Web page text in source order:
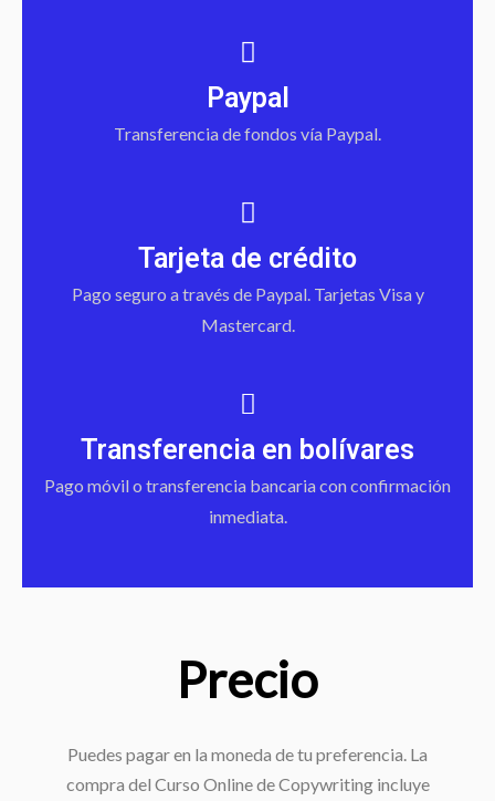
Paypal
Transferencia de fondos vía Paypal.
Tarjeta de crédito
Pago seguro a través de Paypal. Tarjetas Visa y
Mastercard.
Transferencia en bolívares
Pago móvil o transferencia bancaria con confirmación
inmediata.
Precio
Puedes pagar en la moneda de tu preferencia. La
compra del Curso Online de Copywriting incluye